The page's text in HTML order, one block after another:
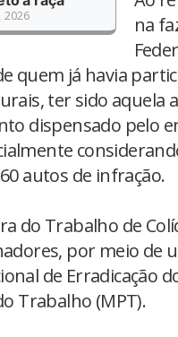
2026
na
quem já havia
ter sido aquela
dispensado pelo
autos de infração.
do Trabalho de
por meio de
de Erradicação
Trabalho (MPT).